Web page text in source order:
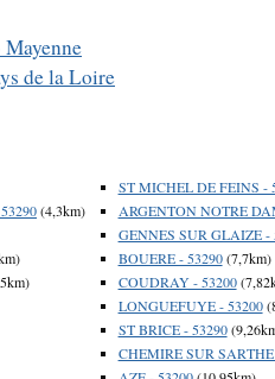
de la Loire
(4,3km)
ST MICHEL DE FEINS -
ARGENTON NOTRE
GENNES SUR GLAIZE -
BOUERE - 53290(7,7km)
COUDRAY - 53200
LONGUEFUYE - 53200
ST BRICE - 53290
CHEMIRE SUR